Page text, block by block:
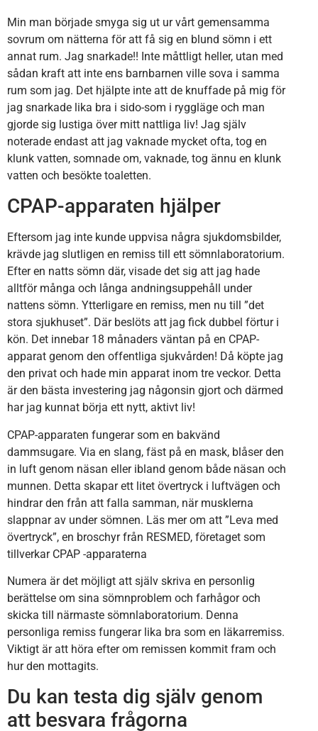
Min man började smyga sig ut ur vårt gemensamma
sovrum om nätterna för att få sig en blund sömn i ett
annat rum. Jag snarkade!! Inte måttligt heller, utan med
sådan kraft att inte ens barnbarnen ville sova i samma
rum som jag. Det hjälpte inte att de knuffade på mig för
jag snarkade lika bra i sido-som i ryggläge och man
gjorde sig lustiga över mitt nattliga liv! Jag själv
noterade endast att jag vaknade mycket ofta, tog en
klunk vatten, somnade om, vaknade, tog ännu en klunk
vatten och besökte toaletten.
CPAP-apparaten hjälper
Eftersom jag inte kunde uppvisa några sjukdomsbilder,
krävde jag slutligen en remiss till ett sömnlaboratorium.
Efter en natts sömn där, visade det sig att jag hade
alltför många och långa andningsuppehåll under
nattens sömn. Ytterligare en remiss, men nu till ”det
stora sjukhuset”. Där beslöts att jag fick dubbel förtur i
kön. Det innebar 18 månaders väntan på en CPAP-
apparat genom den offentliga sjukvården! Då köpte jag
den privat och hade min apparat inom tre veckor. Detta
är den bästa investering jag någonsin gjort och därmed
har jag kunnat börja ett nytt, aktivt liv!
CPAP-apparaten fungerar som en bakvänd
dammsugare. Via en slang, fäst på en mask, blåser den
in luft genom näsan eller ibland genom både näsan och
munnen. Detta skapar ett litet övertryck i luftvägen och
hindrar den från att falla samman, när musklerna
slappnar av under sömnen. Läs mer om att ”Leva med
övertryck”, en broschyr från RESMED, företaget som
tillverkar CPAP -apparaterna
Numera är det möjligt att själv skriva en personlig
berättelse om sina sömnproblem och farhågor och
skicka till närmaste sömnlaboratorium. Denna
personliga remiss fungerar lika bra som en läkarremiss.
Viktigt är att höra efter om remissen kommit fram och
hur den mottagits.
Du kan testa dig själv genom
att besvara frågorna